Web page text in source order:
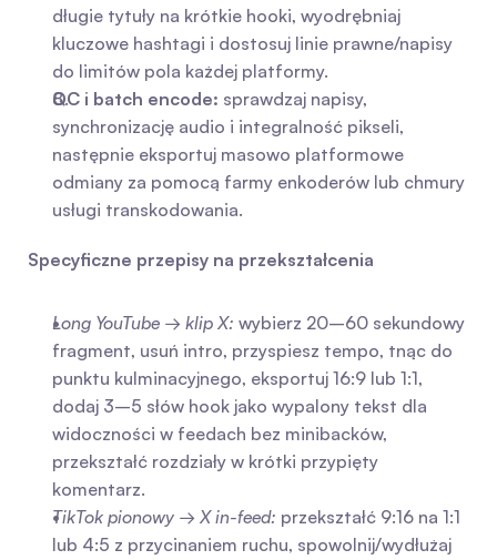
długie tytuły na krótkie hooki, wyodrębniaj
kluczowe hashtagi i dostosuj linie prawne/napisy
do limitów pola każdej platformy.
QC i batch encode: sprawdzaj napisy,
synchronizację audio i integralność pikseli,
następnie eksportuj masowo platformowe
odmiany za pomocą farmy enkoderów lub chmury
usługi transkodowania.
Specyficzne przepisy na przekształcenia
Long YouTube → klip X: wybierz 20–60 sekundowy
fragment, usuń intro, przyspiesz tempo, tnąc do
punktu kulminacyjnego, eksportuj 16:9 lub 1:1,
dodaj 3–5 słów hook jako wypalony tekst dla
widoczności w feedach bez minibacków,
przekształć rozdziały w krótki przypięty
komentarz.
TikTok pionowy → X in-feed: przekształć 9:16 na 1:1
lub 4:5 z przycinaniem ruchu, spowolnij/wydłużaj